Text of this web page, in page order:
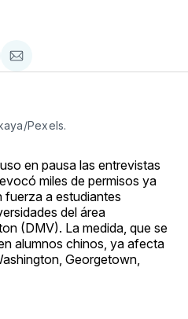
Compartir
via
Pexels.
en pausa las entrevistas
miles de permisos ya
a estudiantes
del área
(DMV). La medida, que se
alumnos chinos, ya afecta
Georgetown,